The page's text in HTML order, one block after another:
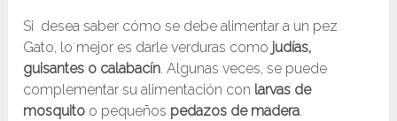
Si desea saber cómo se debe alimentar a un pez
Gato, lo mejor es darle verduras como judías,
guisantes o calabacín. Algunas veces, se puede
complementar su alimentación con larvas de
mosquito o pequeños pedazos de madera.